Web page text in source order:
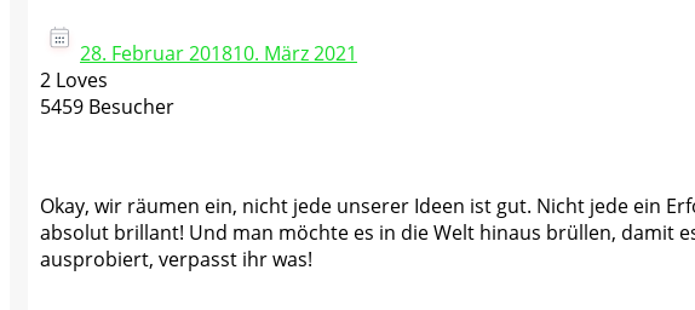
28. Februar 201810. März 2021
2 Loves
5459 Besucher
Okay, wir räumen ein, nicht jede unserer Ideen ist gut. Nicht jede ein
absolut brillant! Und man möchte es in die Welt hinaus brüllen, damit
ausprobiert, verpasst ihr was!